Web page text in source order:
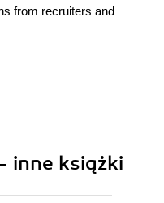
from recruiters and
inne książki